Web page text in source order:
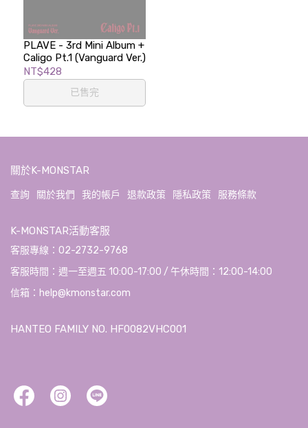
PLAVE - 3rd Mini Album +
Caligo Pt.1 (Vanguard Ver.)
NT$428
已售完
關於K-MONSTAR
查詢 關於我們 我的帳戶 退款政策 隱私政策 服務條款
K-MONSTAR活動客服
客服專線：02-2732-9768
客服時間：週一至週五 10:00-17:00 / 午休時間：12:00-14:00
信箱：help@kmonstar.com
HANTEO FAMILY NO. HF0082VHC001